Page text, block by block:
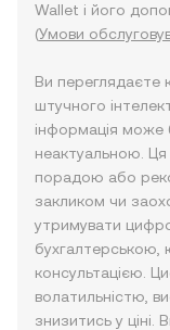
Wallet і його
(Умови
Ви переглядаєте
штучного
інформація
неактуальною. Ця
порадою або
закликом чи
утримувати
консультацією.
волатильністю,
знизитись у ціні.